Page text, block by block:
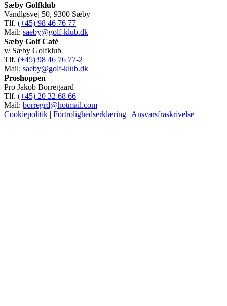
Sæby Golfklub
Vandløsvej 50, 9300 Sæby
Tlf. (+45) 98 46 76 77
Mail: saeby@golf-klub.dk
Sæby Golf Café
v/ Sæby Golfklub
Tlf. (+45) 98 46 76 77-2
Mail: saeby@golf-klub.dk
Proshoppen
Pro Jakob Borregaard
Tlf. (+45) 20 32 68 66
Mail: borregrd@hotmail.com
Cookiepolitik | Fortrolighedserklæring | Ansvarsfraskrivelse